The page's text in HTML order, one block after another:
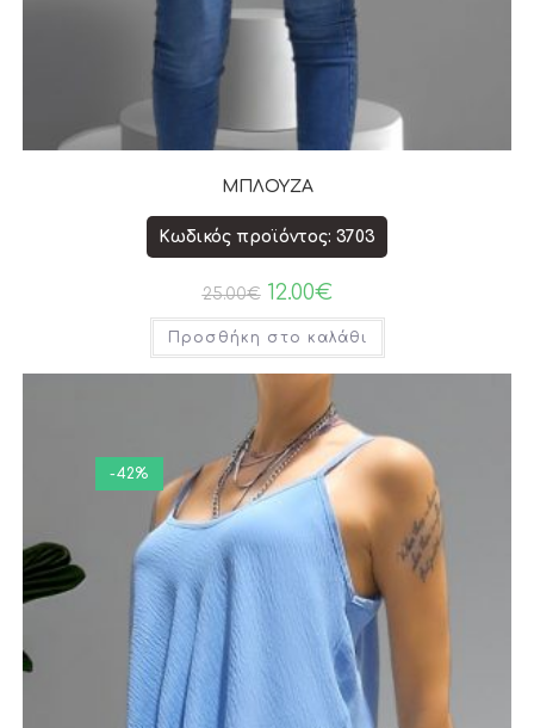
ΜΠΛΟΥΖΑ
Κωδικός προϊόντος: 3703
25.00€ 12.00€
Προσθήκη στο καλάθι
-42%